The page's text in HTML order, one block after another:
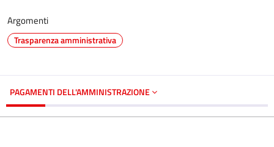
Argomenti
Trasparenza amministrativa
PAGAMENTI DELL'AMMINISTRAZIONE